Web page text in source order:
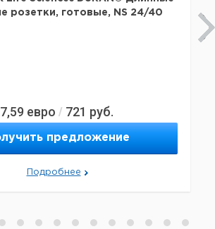
розетки, готовые, NS 24/40
7,59 евро / 721 руб.
предложение
Подробнее